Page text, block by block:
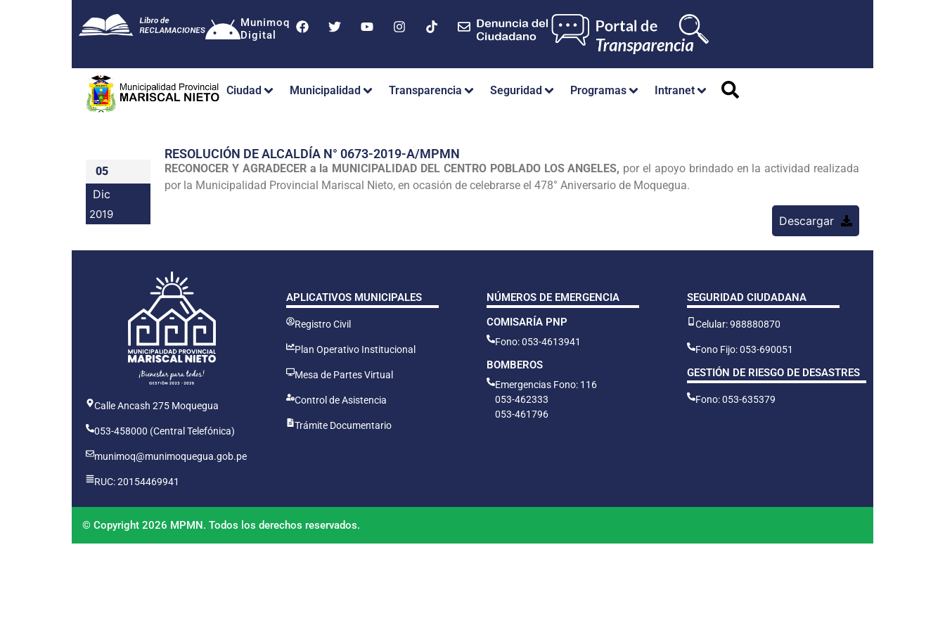
Munimoq
Digital
Ciudad Municipalidad Transparencia Seguridad Programas Intranet
05
Dic
2019
RESOLUCIÓN DE ALCALDÍA N° 0673-2019-A/MPMN
RECONOCER Y AGRADECER a la MUNICIPALIDAD DEL CENTRO POBLADO LOS ANGELES, por el apoyo brindado en la actividad realizada
por la Municipalidad Provincial Mariscal Nieto, en ocasión de celebrarse el 478° Aniversario de Moquegua.
Descargar
Calle Ancash 275 Moquegua
053-458000 (Central Telefónica)
munimoq@munimoquegua.gob.pe
RUC: 20154469941
APLICATIVOS MUNICIPALES
Registro Civil
Plan Operativo Institucional
Mesa de Partes Virtual
Control de Asistencia
Trámite Documentario
NÚMEROS DE EMERGENCIA
COMISARÍA PNP
Fono: 053-4613941
BOMBEROS
Emergencias Fono: 116
053-462333
053-461796
SEGURIDAD CIUDADANA
Celular: 988880870
Fono Fijo: 053-690051
GESTIÓN DE RIESGO DE DESASTRES
Fono: 053-635379
© Copyright 2026 MPMN. Todos los derechos reservados.